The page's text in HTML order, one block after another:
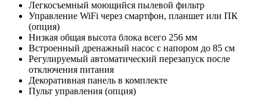
Легкосъемный моющийся пылевой фильтр
Управление WiFi через смартфон, планшет или ПК
(опция)
Низкая общая высота блока всего 256 мм
Встроенный дренажный насос с напором до 85 см
Регулируемый автоматический перезапуск после
отключения питания
Декоративная панель в комплекте
Пульт управления (опция)